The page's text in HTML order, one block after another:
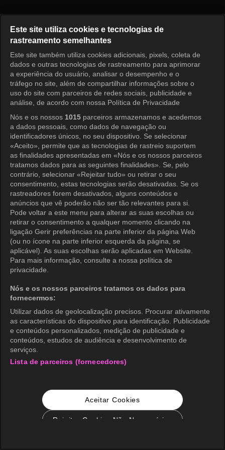
Entrar
Este site utiliza cookies e tecnologias de
rastreamento semelhantes
Este site também utiliza cookies adicionais, pixels, coleta de
dados e outras tecnologias de rastreamento para aprimorar
a experiência do usuário, analisar o desempenho e o
tráfego no site, além de compartilhar informações sobre o
uso do site com parceiros de redes sociais, publicidade e
análise, de acordo com nossa Política de Privacidade
Nós e os nossos 1015 parceiros armazenamos e acedemos
a dados pessoais, como dados de navegação ou
identificadores únicos, no seu dispositivo. Se selecionar
«Aceito», permite que as tecnologias de rastreio suportem
as finalidades apresentadas em «Nós e os nossos parceiros
tratamos dados para as seguintes finalidades». Se, pelo
contrário, selecionar «Rejeitar tudo» ou retirar o seu
consentimento, estas tecnologias serão desativadas. Se os
rastreadores forem desativados, alguns conteúdos e
anúncios que vê poderão não ser tão relevantes para si.
Pode voltar a este menu para alterar as suas escolhas ou
retirar o consentimento a qualquer momento clicando na
ligação Gerir preferências na parte inferior da página Web
(ou no ícone na parte inferior esquerda da página, se
aplicável). As suas escolhas serão aplicadas em Website.
Para mais informação, consulte a nossa política de
privacidade.
Nós e os nossos parceiros tratamos os dados para
fornecermos:
Utilizar dados de geolocalização precisos. Procurar ativamente
as características do dispositivo para identificação. Publicidade
e conteúdos personalizados, medição de publicidade e
conteúdos, estudos de audiência e desenvolvimento de
serviços.
Lista de parceiros (fornecedores)
Aceitar Cookies
Rejeitar Cookies Não Necessários